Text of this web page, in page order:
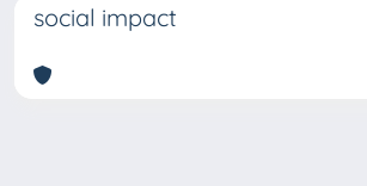
social impact